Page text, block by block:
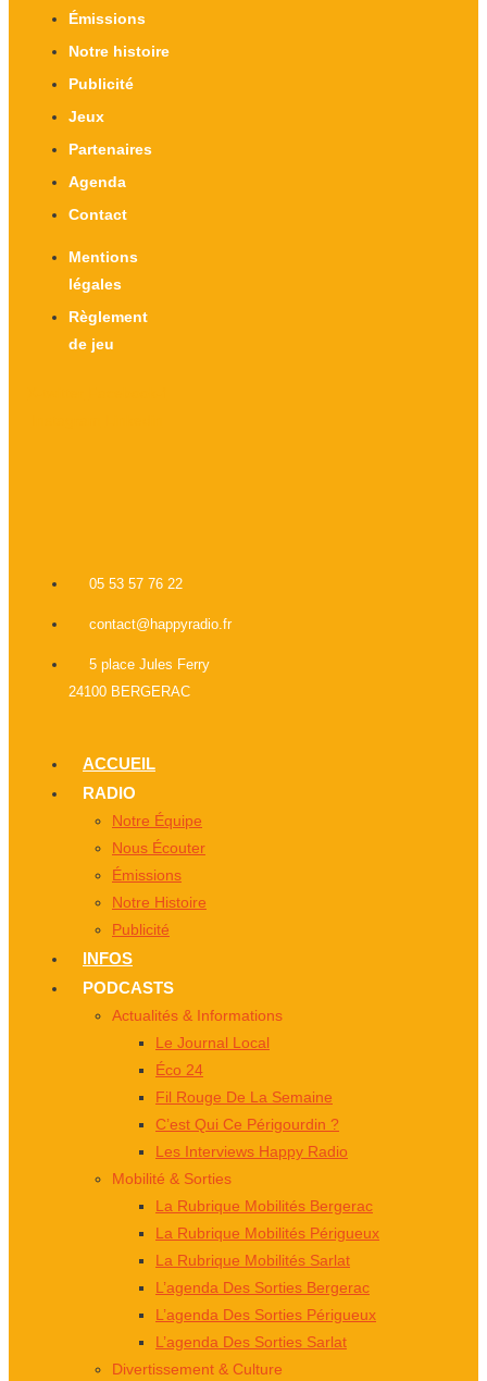
Émissions
Notre histoire
Publicité
Jeux
Partenaires
Agenda
Contact
Mentions
légales
Règlement
de jeu
05 53 57 76 22
contact@happyradio.fr
5 place Jules Ferry
24100 BERGERAC
ACCUEIL
RADIO
Notre Équipe
Nous Écouter
Émissions
Notre Histoire
Publicité
INFOS
PODCASTS
Actualités & Informations
Le Journal Local
Éco 24
Fil Rouge De La Semaine
C’est Qui Ce Périgourdin ?
Les Interviews Happy Radio
Mobilité & Sorties
La Rubrique Mobilités Bergerac
La Rubrique Mobilités Périgueux
La Rubrique Mobilités Sarlat
L’agenda Des Sorties Bergerac
L’agenda Des Sorties Périgueux
L’agenda Des Sorties Sarlat
Divertissement & Culture